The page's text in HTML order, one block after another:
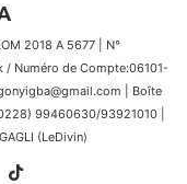
2018 A 5677 | N°
/ Numéro de Compte:06101-
| Boîte
99460630/93921010 |
(LeDivin)
Instagram